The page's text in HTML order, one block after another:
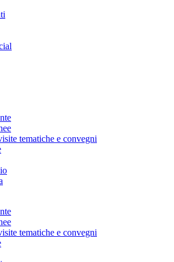
tematiche e convegni
tematiche e convegni